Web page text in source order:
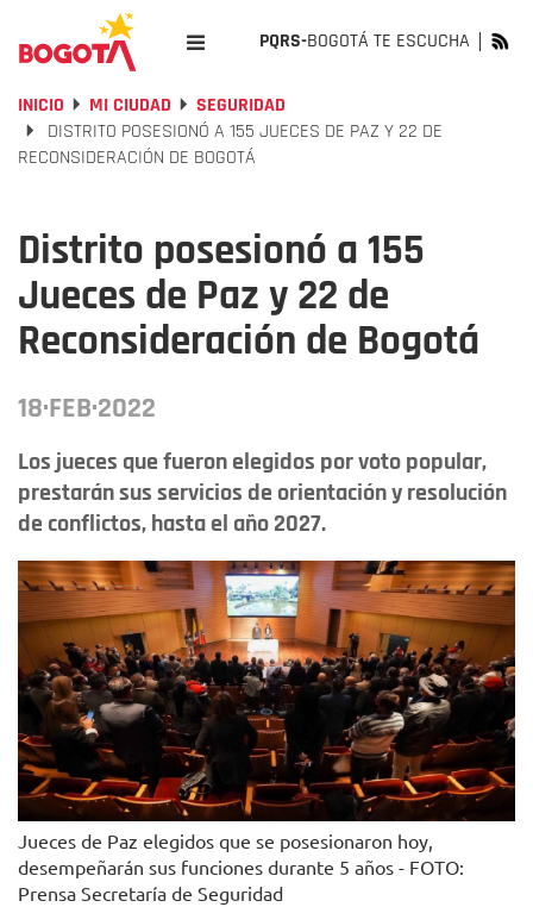
PQRS-BOGOTÁ TE ESCUCHA
INICIO MI CIUDAD
SEGURIDAD
DISTRITO POSESIONÓ A 155 JUECES DE PAZ Y 22 DE
RECONSIDERACIÓN DE BOGOTÁ
Distrito posesionó a 155
Jueces de Paz y 22 de
Reconsideración de Bogotá
18·FEB·2022
Los jueces que fueron elegidos por voto popular,
prestarán sus servicios de orientación y resolución
de conflictos, hasta el año 2027.
Jueces de Paz elegidos que se posesionaron hoy,
desempeñarán sus funciones durante 5 años - FOTO:
Prensa Secretaría de Seguridad